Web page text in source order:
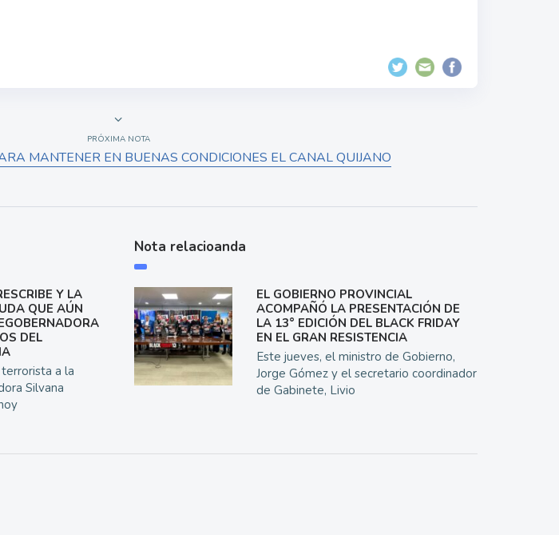
PRÓXIMA NOTA
MANTENER EN BUENAS CONDICIONES EL CANAL QUIJANO
Y LA
QUE AÚN
DEL
a la
Silvana
Nota relacioanda
EL GOBIERNO PROVINCIAL
ACOMPAÑÓ LA PRESENTACIÓN DE
LA 13° EDICIÓN DEL BLACK FRIDAY
EN EL GRAN RESISTENCIA
Este jueves, el ministro de Gobierno,
Jorge Gómez y el secretario coordinador
de Gabinete, Livio